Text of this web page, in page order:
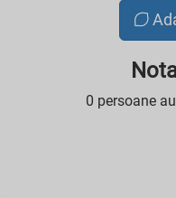
0 persoane